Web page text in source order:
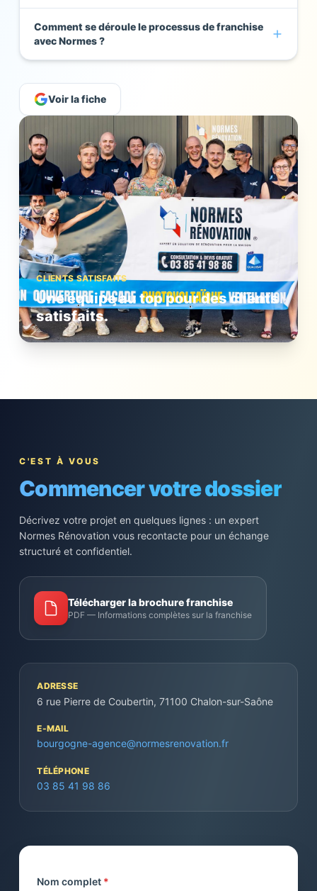
Comment se déroule le processus de franchise
avec Normes ?
Voir la fiche
CLIENTS SATISFAITS
Une équipe au top pour des clients
satisfaits.
C'EST À VOUS
Commencer votre dossier
Décrivez votre projet en quelques lignes : un expert
Normes Rénovation vous recontacte pour un échange
structuré et confidentiel.
Télécharger la brochure franchise
PDF — Informations complètes sur la franchise
ADRESSE
6 rue Pierre de Coubertin, 71100 Chalon-sur-Saône
E-MAIL
bourgogne-agence@normesrenovation.fr
TÉLÉPHONE
03 85 41 98 86
Nom complet *